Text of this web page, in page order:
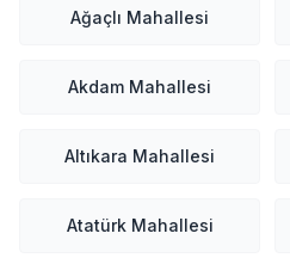
Ağaçlı Mahallesi
Akdam Mahallesi
Altıkara Mahallesi
Atatürk Mahallesi